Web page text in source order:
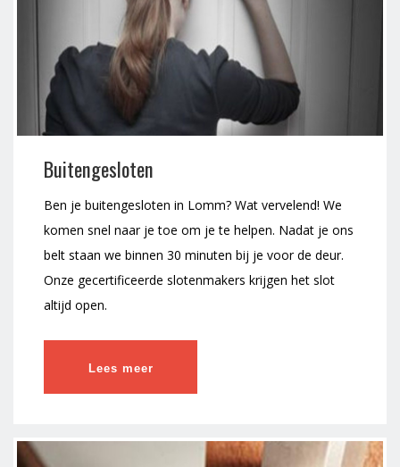
Buitengesloten
Ben je buitengesloten in Lomm? Wat vervelend! We
komen snel naar je toe om je te helpen. Nadat je ons
belt staan we binnen 30 minuten bij je voor de deur.
Onze gecertificeerde slotenmakers krijgen het slot
altijd open.
Lees meer